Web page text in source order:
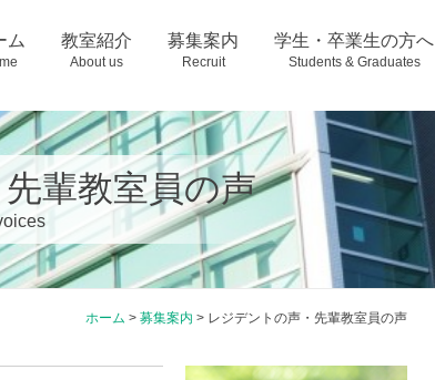
ム 教室紹介
About us
・キャリアパス スタッフ紹介 教室員の日常風景
募集案内
Recruit
グラム レジデントの声・先輩教室員の声
学生・卒業生の方へ
Students & Graduates
た患者様へのお知らせ
輩教室員の声
ホーム > 募集案内 > レジデントの声・先輩教室員の声
・キャリアパス スタッフ紹介 教室員の日常風景
ラム レジデントの声・先輩教室員の声
た患者様へのお知らせ